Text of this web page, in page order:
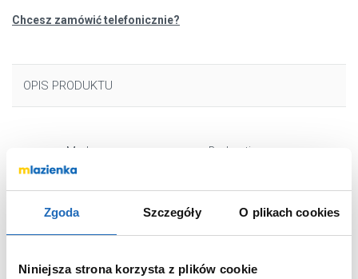
Zgoda Szczegóły O plikach cookies
Niniejsza strona korzysta z plików cookie
Chcesz zamówić telefonicznie?
OPIS PRODUKTU
Marka
Brabantia
Seria
Oświetlenie
bez oświetlenia